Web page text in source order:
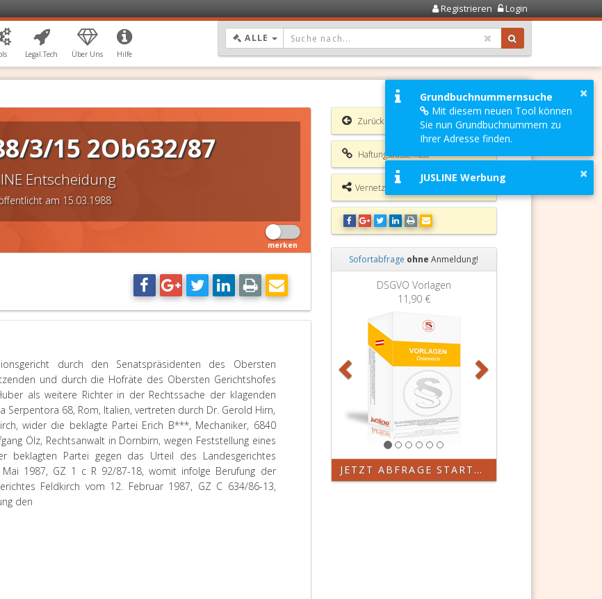
Registrieren Login
Legal.Tech Über Uns Hilfe
ALLE DROPDOWN: GEWÄHLTER WERT IST ALLE
3/15 2Ob632/87
Entscheidung
am 15.03.1988
merken
durch den Senatspräsidenten des Obersten
und durch die Hofräte des Obersten Gerichtshofes
als weitere Richter in der Rechtssache der klagenden
Serpentora 68, Rom, Italien, vertreten durch Dr. Gerold Hirn,
wider die beklagte Partei Erich B***, Mechaniker, 6840
Ölz, Rechtsanwalt in Dornbirn, wegen Feststellung eines
beklagten Partei gegen das Urteil des Landesgerichtes
1987, GZ 1 c R 92/87-18, womit infolge Berufung der
Feldkirch vom 12. Februar 1987, GZ C 634/86-13,
den
Zurück
Haftungsausschluss
Vernetzungsmöglichkeiten
Sofortabfrage ohne Anmeldung!
DSGVO Vorlagen
11,90 €
Grundbuchauszug
11,90 €
Zurück
JETZT ABFRAGE STARTEN
×
Grundbuchnummernsuche
Mit diesem neuen Tool können
Sie nun Grundbuchnummern zu
Ihrer Adresse finden.
×
JUSLINE Werbung